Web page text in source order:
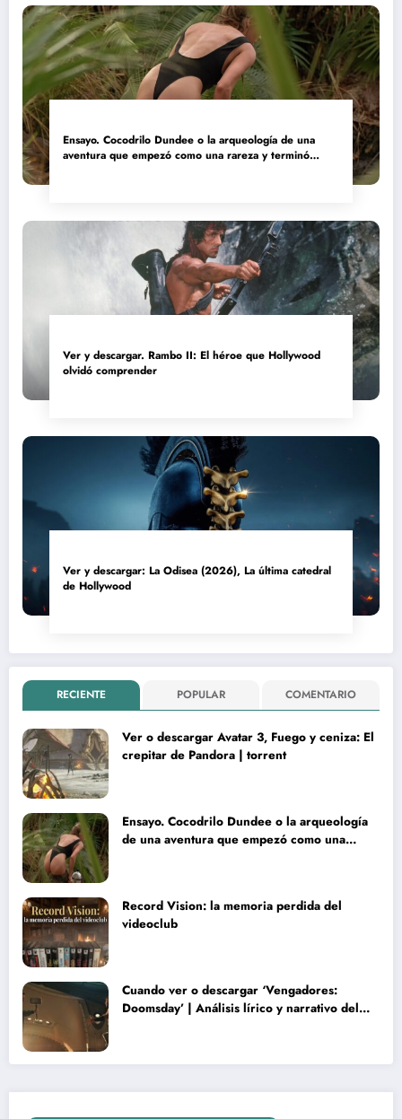
Ensayo. Cocodrilo Dundee o la arqueología de una
aventura que empezó como una rareza y terminó
Ver y descargar. Rambo II: El héroe que Hollywood
olvidó comprender
Ver y descargar: La Odisea (2026), La última catedral
de Hollywood
RECIENTE POPULAR COMENTARIO
Ver o descargar Avatar 3, Fuego y ceniza: El
crepitar de Pandora | torrent
Ensayo. Cocodrilo Dundee o la arqueología
de una aventura que empezó como una
Record Vision: la memoria perdida del
videoclub
Cuando ver o descargar ‘Vengadores:
Doomsday’ | Análisis lírico y narrativo del